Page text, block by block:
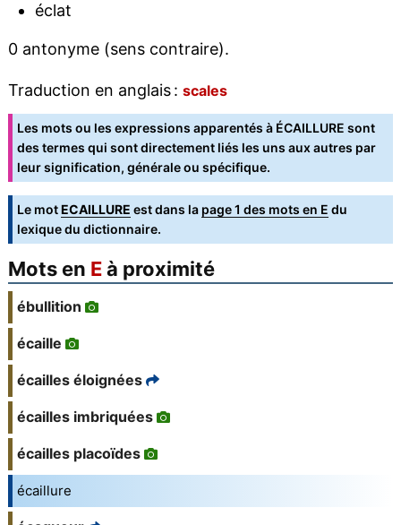
éclat
0 antonyme (sens contraire).
Traduction en anglais : scales
Les mots ou les expressions apparentés à ÉCAILLURE sont
des termes qui sont directement liés les uns aux autres par
leur signification, générale ou spécifique.
Le motECAILLURE est dans la page 1 des mots en E du
lexique du dictionnaire.
Mots en Eà proximité
ébullition
écaille
écailles éloignées
écailles imbriquées
écailles placoïdes
écaillure